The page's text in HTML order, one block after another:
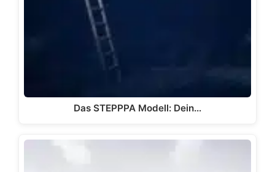
Das STEPPPA Modell: Dein…